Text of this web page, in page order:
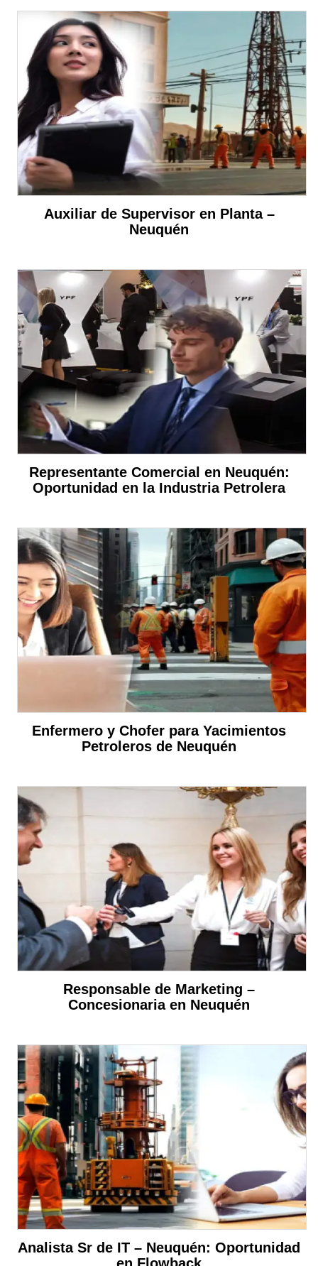
Auxiliar de Supervisor en Planta –
Neuquén
Representante Comercial en Neuquén:
Oportunidad en la Industria Petrolera
Enfermero y Chofer para Yacimientos
Petroleros de Neuquén
Responsable de Marketing –
Concesionaria en Neuquén
Analista Sr de IT – Neuquén: Oportunidad